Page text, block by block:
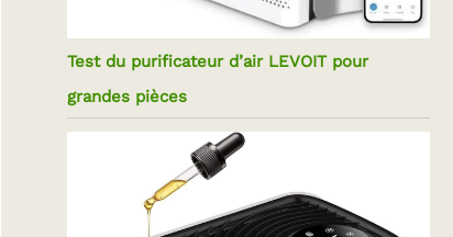
Test du purificateur d’air LEVOIT pour
grandes pièces